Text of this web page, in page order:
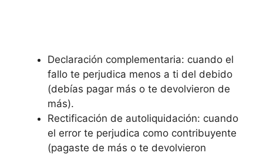
Declaración complementaria: cuando el
fallo te perjudica menos a ti del debido
(debías pagar más o te devolvieron de
más).
Rectificación de autoliquidación: cuando
el error te perjudica como contribuyente
(pagaste de más o te devolvieron